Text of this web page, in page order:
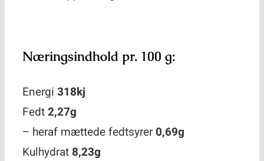
Næringsindhold pr. 100 g:
Energi 318kj
Fedt2,27g
– heraf mættede fedtsyrer0,69g
Kulhydrat 8,23g